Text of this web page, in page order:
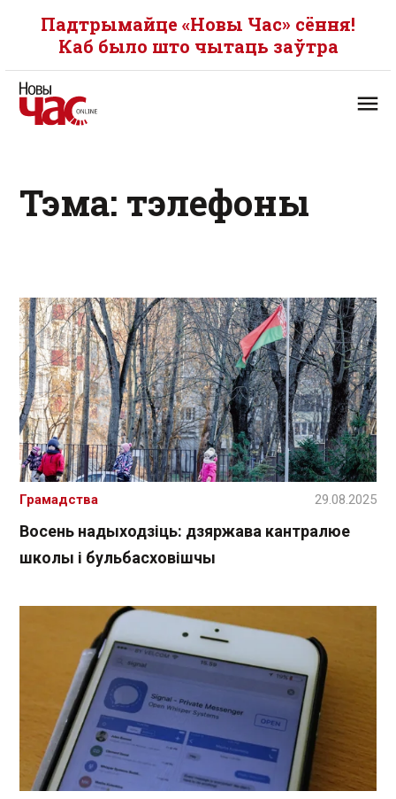
Падтрымайце «Новы Час» сёння!
Каб было што чытаць заўтра
Тэма: тэлефоны
Восень надыходзіць: дзяржава кантралюе
школы і бульбасховішчы
Грамадства 29.08.2025